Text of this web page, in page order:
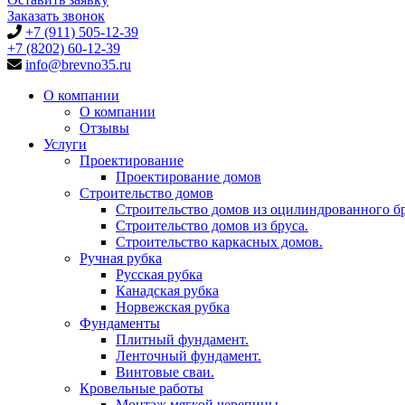
Заказать звонок
+7 (911) 505-12-39
+7 (8202) 60-12-39
info@brevno35.ru
О компании
О компании
Отзывы
Услуги
Проектирование
Проектирование домов
Строительство домов
Строительство домов из оцилиндрованного
Строительство домов из бруса.
Строительство каркасных домов.
Ручная рубка
Русская рубка
Канадская рубка
Норвежская рубка
Фундаменты
Плитный фундамент.
Ленточный фундамент.
Винтовые сваи.
Кровельные работы